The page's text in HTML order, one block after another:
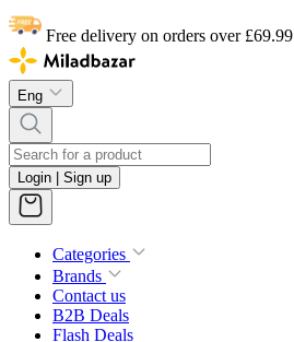
Free delivery on orders over £69.99
Eng
Login | Sign up
Categories
Brands
Contact us
B2B Deals
Flash Deals